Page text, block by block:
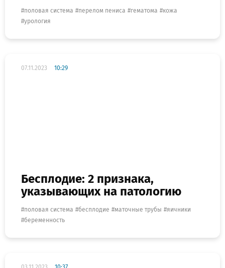
половая система перелом пениса гематома
кожа
урология
07.11.2023 10:29
Бесплодие: 2 признака,
указывающих на патологию
половая система бесплодие маточные трубы
яичники
беременность